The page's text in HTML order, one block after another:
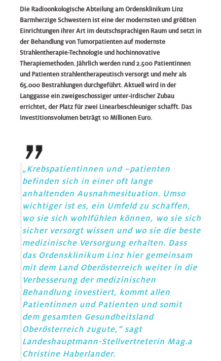
Die Radioonkologische Abteilung am Ordensklinikum Linz
Barmherzige Schwestern ist eine der modernsten und größten
Einrichtungen ihrer Art im deutschsprachigen Raum und setzt in
der Behandlung von Tumorpatienten auf modernste
Strahlentherapie-Technologie und hochinnovative
Therapiemethoden. Jährlich werden rund 2.500 Patientinnen
und Patienten strahlentherapeutisch versorgt und mehr als
65.000 Bestrahlungen durchgeführt. Aktuell wird in der
Langgasse ein zweigeschossiger unter-irdischer Zubau
errichtet, der Platz für zwei Linearbeschleuniger schafft. Das
Investitionsvolumen beträgt 10 Millionen Euro.
„Krebspatientinnen und –patienten
befinden sich in einer oft lange
anhaltenden Ausnahmesituation. Umso
wichtiger ist es, ein Umfeld zu schaffen,
wo sie sich wohlfühlen können, wo sie sich
sicher versorgt wissen und wo sie die beste
medizinische Versorgung erhalten. Dass
das Ordensklinikum Linz hier gemeinsam
mit dem Land Oberösterreich weiter in die
Verbesserung der medizinischen
Behandlung investiert, kommt allen
Patientinnen und Patienten und somit
dem gesamten Gesundheitsland
Oberösterreich zugute,“ sagt
Landeshauptmann-Stellvertreterin Mag.a
Christine Haberlander.